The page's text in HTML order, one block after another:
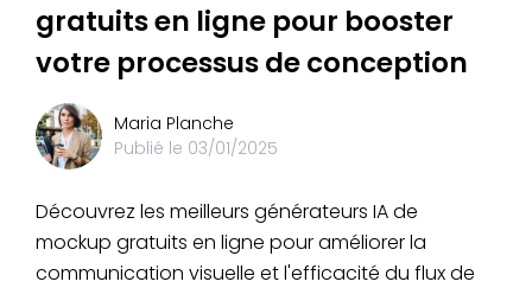
gratuits en ligne pour booster
votre processus de conception
Maria Planche
Publié le 03/01/2025
Découvrez les meilleurs générateurs IA de
mockup gratuits en ligne pour améliorer la
communication visuelle et l'efficacité du flux de